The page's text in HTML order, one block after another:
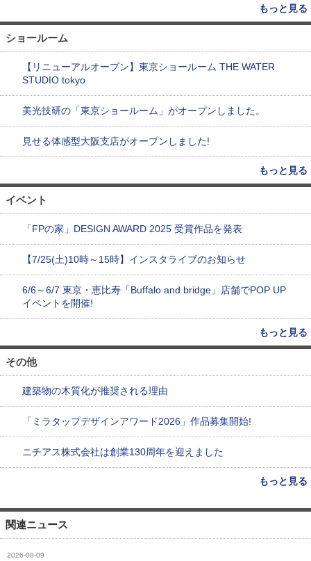
もっと見る
ショールーム
【リニューアルオープン】東京ショールーム THE WATER
STUDIO tokyo
美光技研の「東京ショールーム」がオープンしました。
見せる体感型大阪支店がオープンしました!
もっと見る
イベント
「FPの家」DESIGN AWARD 2025 受賞作品を発表
【7/25(土)10時～15時】インスタライブのお知らせ
6/6～6/7 東京・恵比寿「Buffalo and bridge」店舗でPOP UP
イベントを開催!
もっと見る
その他
建築物の木質化が推奨される理由
「ミラタップデザインアワード2026」作品募集開始!
ニチアス株式会社は創業130周年を迎えました
もっと見る
関連ニュース
2026-08-09